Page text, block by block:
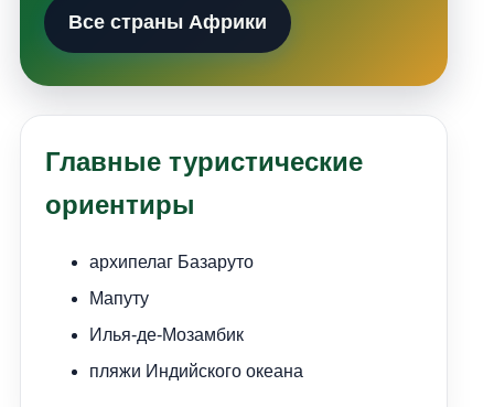
Все страны Африки
Главные туристические
ориентиры
архипелаг Базаруто
Мапуту
Илья-де-Мозамбик
пляжи Индийского океана